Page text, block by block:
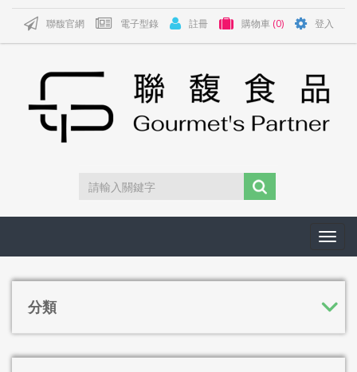
聯馥官網 電子型錄 註冊 購物車 (0) 登入
分類